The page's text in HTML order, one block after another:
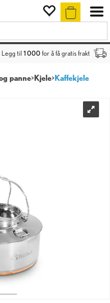
Legg til 1 000 for å få gratis frakt
panne>Kjele>Kaffekjele